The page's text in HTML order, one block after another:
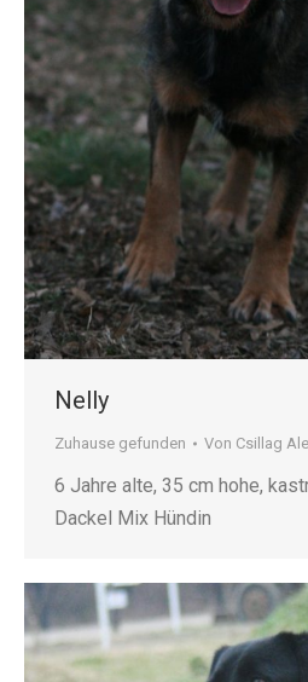
Nelly
Zuhause gefunden Von Csillag
6 Jahre alte, 35 cm hohe,
Dackel Mix Hündin